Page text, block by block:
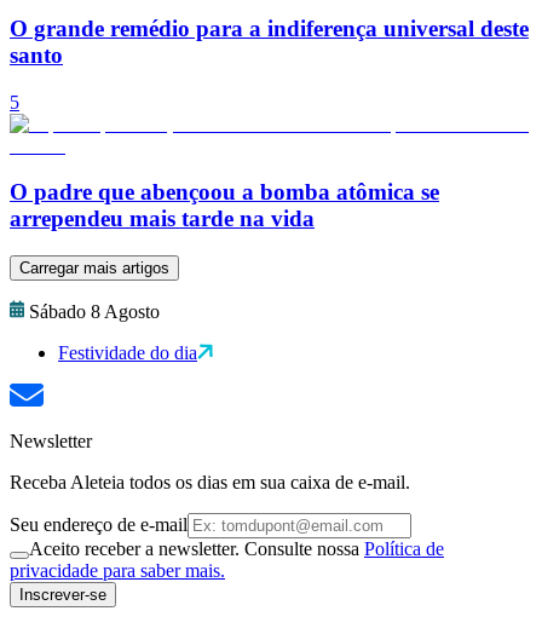
O grande remédio para a indiferença universal deste
santo
5
O padre que abençoou a bomba atômica se
arrependeu mais tarde na vida
Carregar mais artigos
Sábado 8 Agosto
Festividade do dia
Newsletter
Receba Aleteia todos os dias em sua caixa de e-mail.
Seu endereço de e-mail
Aceito receber a newsletter. Consulte nossa Política de
privacidade para saber mais.
Inscrever-se